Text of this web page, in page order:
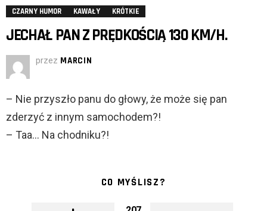
CZARNY HUMOR KAWAŁY KRÓTKIE
JECHAŁ PAN Z PRĘDKOŚCIĄ 130 KM/H.
przez MARCIN
– Nie przyszło panu do głowy, że może się pan
zderzyć z innym samochodem?!
– Taa… Na chodniku?!
CO MYŚLISZ?